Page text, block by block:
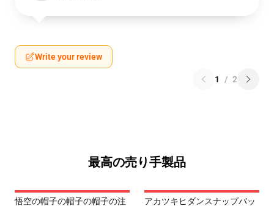
Write your review
1 / 2
最高の売り手製品
悟空の帽子の帽子の帽子の注
アカツキヒダンスナップバッ